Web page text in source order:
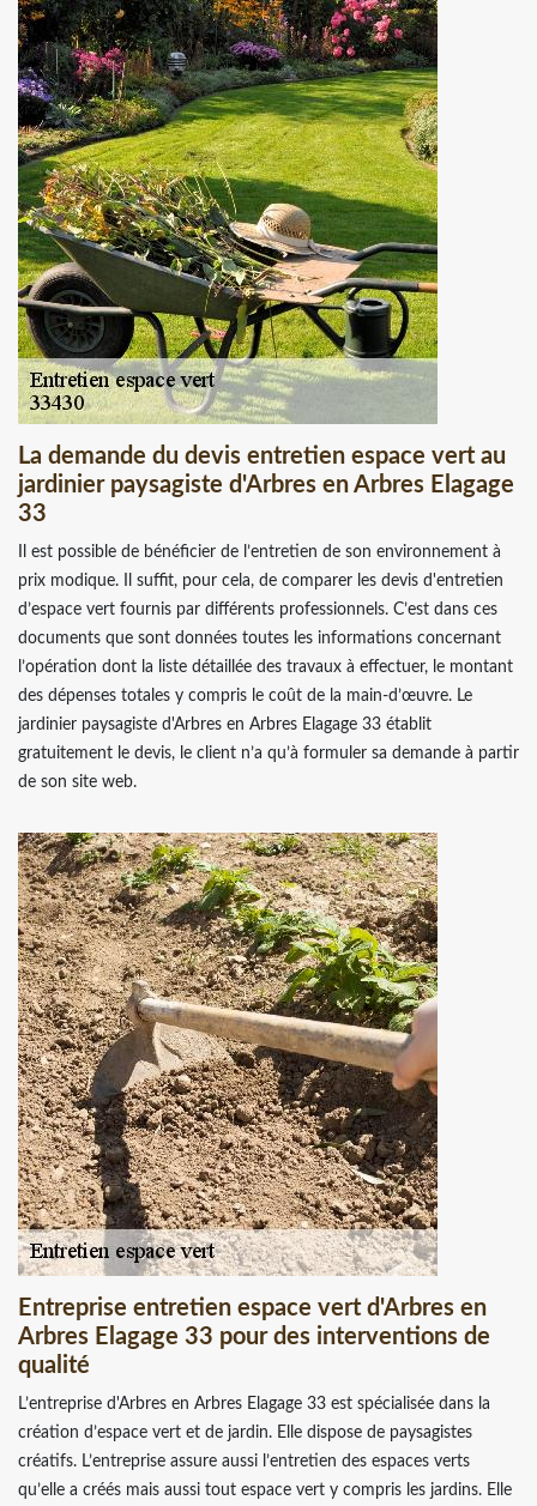
La demande du devis entretien espace vert au
jardinier paysagiste d'Arbres en Arbres Elagage
33
Il est possible de bénéficier de l’entretien de son environnement à
prix modique. Il suffit, pour cela, de comparer les devis d'entretien
d’espace vert fournis par différents professionnels. C’est dans ces
documents que sont données toutes les informations concernant
l’opération dont la liste détaillée des travaux à effectuer, le montant
des dépenses totales y compris le coût de la main-d’œuvre. Le
jardinier paysagiste d'Arbres en Arbres Elagage 33 établit
gratuitement le devis, le client n’a qu’à formuler sa demande à partir
de son site web.
Entreprise entretien espace vert d'Arbres en
Arbres Elagage 33 pour des interventions de
qualité
L’entreprise d'Arbres en Arbres Elagage 33 est spécialisée dans la
création d’espace vert et de jardin. Elle dispose de paysagistes
créatifs. L’entreprise assure aussi l’entretien des espaces verts
qu’elle a créés mais aussi tout espace vert y compris les jardins. Elle